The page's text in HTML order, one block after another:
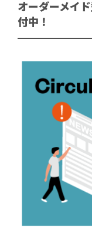
オーダーメイ
付中！